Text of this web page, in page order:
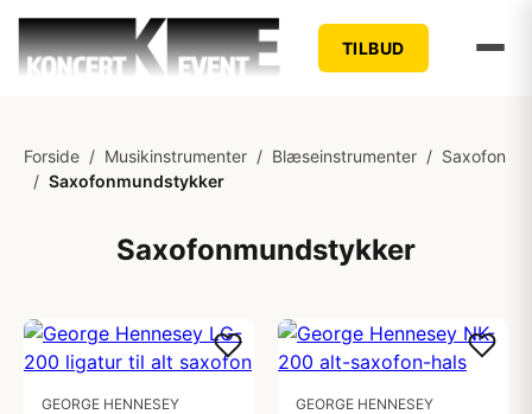
TILBUD
Forside / Musikinstrumenter / Blæseinstrumenter / Saxofon
/ Saxofonmundstykker
Saxofonmundstykker
GEORGE HENNESEY GEORGE HENNESEY